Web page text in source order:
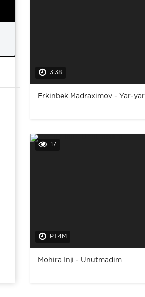
3:38
Erkinbek Madraximov - Yar-yar
17
PT4M
Mohira Inji - Unutmadim